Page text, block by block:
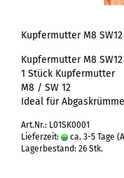
Kupfermutter M8
Kupfermutter M8
1 Stück Kupfermutter
M8 / SW 12
Ideal für
Art.Nr.: L01SK0001
Lieferzeit:
ca. 3-5 Tage
Lagerbestand: 26 Stk.